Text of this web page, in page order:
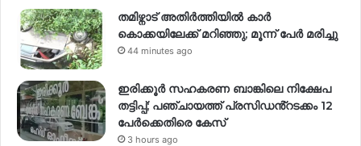
തമിഴ്നാട് അതിർത്തിയിൽ കാർ
കൊക്കയിലേക്ക് മറിഞ്ഞു; മൂന്ന് പേർ മരിച്ചു
44 minutes ago
ഇരിക്കൂർ സഹകരണ ബാങ്കിലെ നിക്ഷേപ
തട്ടിപ്പ്; പഞ്ചായത്ത് പ്രസിഡൻ്റടക്കം 12
പേർക്കെതിരെ കേസ്
3 hours ago